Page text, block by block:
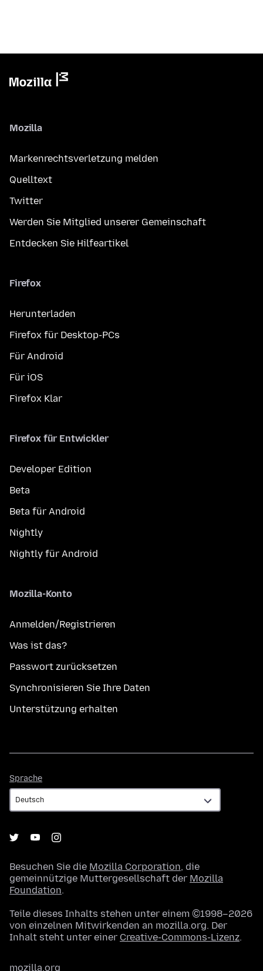
Mozilla
Markenrechtsverletzung melden
Quelltext
Twitter
Werden Sie Mitglied unserer Gemeinschaft
Entdecken Sie Hilfeartikel
Firefox
Herunterladen
Firefox für Desktop-PCs
Für Android
Für iOS
Firefox Klar
Firefox für Entwickler
Developer Edition
Beta
Beta für Android
Nightly
Nightly für Android
Mozilla-Konto
Anmelden/Registrieren
Was ist das?
Passwort zurücksetzen
Synchronisieren Sie Ihre Daten
Unterstützung erhalten
Sprache
Besuchen Sie die Mozilla Corporation, die
gemeinnützige Muttergesellschaft der Mozilla
Foundation.
Teile dieses Inhalts stehen unter einem ©1998–2026
von einzelnen Mitwirkenden an mozilla.org. Der
Inhalt steht unter einer Creative-Commons-Lizenz.
mozilla.org